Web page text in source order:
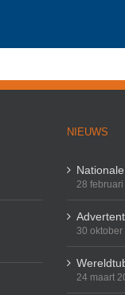
NIEUWS
28 februari
30 oktober
24 maart